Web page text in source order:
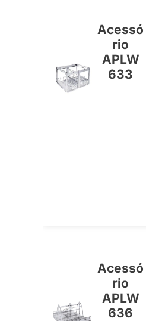
Acessó
rio
APLW
633
Acessó
rio
APLW
636